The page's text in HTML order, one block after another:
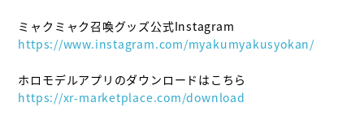
https://www.instagram.com/myakumyakusyokan/
https://xr-marketplace.com/download